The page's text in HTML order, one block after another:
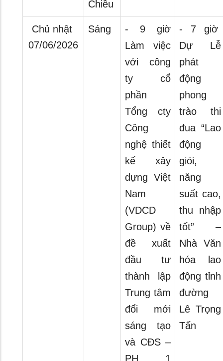
Chiều
Chủ nhật
07/06/2026
Sáng
- 9 giờ
Làm việc
với công
ty cổ
phần
Tổng cty
Công
nghệ thiết
kế xây
dựng Việt
Nam
(VDCD
Group) về
đề xuất
đầu tư
thành lập
Trung tâm
đổi mới
sáng tạo
và CĐS –
PH 1
- 7 giờ
Dự Lễ
phát
động
phong
trào thi
đua “Lao
động
giỏi,
năng
suất cao,
thu nhập
tốt” –
Nhà Văn
hóa lao
động tỉnh
đường
Lê Trọng
Tấn